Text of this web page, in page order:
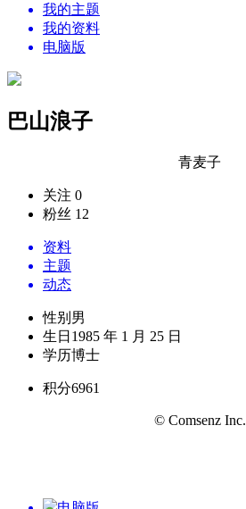
我的主题
我的资料
电脑版
巴山浪子
青麦子
关注 0
粉丝 12
资料
主题
动态
性别 男
生日 1985 年 1 月 25 日
学历博士
积分6961
© Comsenz Inc.